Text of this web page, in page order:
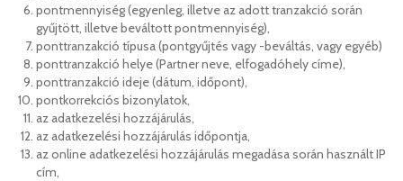
pontmennyiség (egyenleg, illetve az adott tranzakció során
gyűjtött, illetve beváltott pontmennyiség),
ponttranzakció típusa (pontgyűjtés vagy -beváltás, vagy egyéb)
ponttranzakció helye (Partner neve, elfogadóhely címe),
ponttranzakció ideje (dátum, időpont),
pontkorrekciós bizonylatok,
az adatkezelési hozzájárulás,
az adatkezelési hozzájárulás időpontja,
az online adatkezelési hozzájárulás megadása során használt IP
cím,